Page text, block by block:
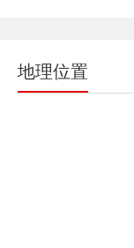
地理位置